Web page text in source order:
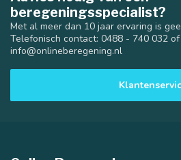
beregeningsspecialist?
Met al meer dan 10 jaar ervaring is
Telefonisch contact: 0488 - 740 032
info@onlineberegening.nl